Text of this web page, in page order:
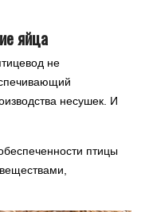
яйца
не
несушек. И
птицы